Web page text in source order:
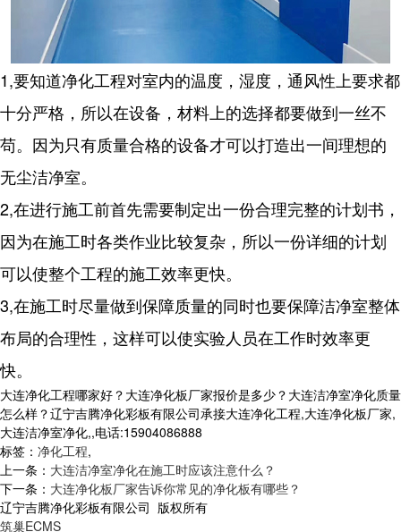
1,要知道净化工程对室内的温度，湿度，通风性上要求都
十分严格，所以在设备，材料上的选择都要做到一丝不
苟。因为只有质量合格的设备才可以打造出一间理想的
无尘洁净室。
2,在进行施工前首先需要制定出一份合理完整的计划书，
因为在施工时各类作业比较复杂，所以一份详细的计划
可以使整个工程的施工效率更快。
3,在施工时尽量做到保障质量的同时也要保障洁净室整体
布局的合理性，这样可以使实验人员在工作时效率更
快。
大连净化工程哪家好？大连净化板厂家报价是多少？大连洁净室净化质量
怎么样？辽宁吉腾净化彩板有限公司承接大连净化工程,大连净化板厂家,
大连洁净室净化,,电话:15904086888
标签： 净化工程,
上一条： 大连洁净室净化在施工时应该注意什么？
下一条： 大连净化板厂家告诉你常见的净化板有哪些？
辽宁吉腾净化彩板有限公司 版权所有
筑巢ECMS